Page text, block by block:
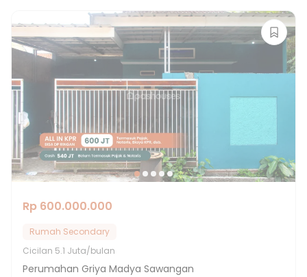
Rp 600.000.000
Rumah Secondary
Cicilan 5.1 Juta/bulan
Perumahan Griya Madya Sawangan